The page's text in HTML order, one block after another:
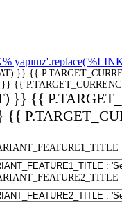
}} {{
}} {{
}} {{
{{